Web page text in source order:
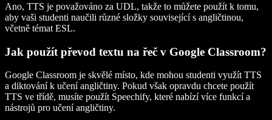
Ano, TTS je považováno za UDL, takže to můžete použít k tomu,
aby vaši studenti naučili různé složky související s angličtinou,
včetně témat ESL.
Jak použít převod textu na řeč v Google Classroom?
Google Classroom je skvělé místo, kde mohou studenti využít TTS
a diktování k učení angličtiny. Pokud však opravdu chcete použít
TTS ve třídě, musíte použít Speechify, které nabízí více funkcí a
nástrojů pro učení angličtiny.